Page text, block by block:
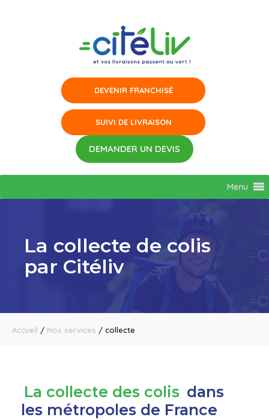
Menu
La collecte de colis
par Citéliv
Accueil / Nos services / collecte
La collecte des colis dans
les métropoles de France